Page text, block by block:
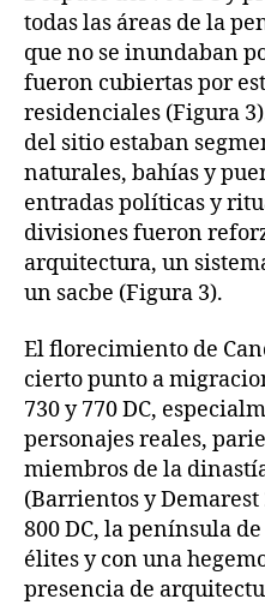
todas las áreas de la
que no se inundaban
fueron cubiertas por
residenciales (Figura
del sitio estaban
naturales, bahías y
entradas políticas y
divisiones fueron
arquitectura, un
un sacbe (Figura 3).
El florecimiento de
cierto punto a
730 y 770 DC,
personajes reales,
miembros de la
(Barrientos y Demarest
800 DC, la península
élites y con una
presencia de